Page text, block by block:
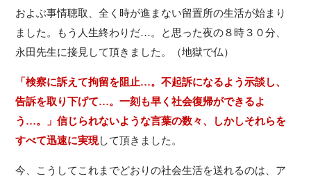
およぶ事情聴取、全く時が進まない留置所の生活が始まり
ました。もう人生終わりだ…。と思った夜の８時３０分、
永田先生に接見して頂きました。（地獄で仏）
「検察に訴えて拘留を阻止…。不起訴になるよう示談し、
告訴を取り下げて…。一刻も早く社会復帰ができるよ
う…。」信じられないような言葉の数々、しかしそれらを
すべて迅速に実現して頂きました。
今、こうしてこれまでどおりの社会生活を送れるのは、ア